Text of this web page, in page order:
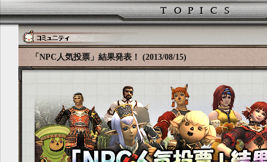
「NPC人気投票」結果発表！ (2013/08/15)